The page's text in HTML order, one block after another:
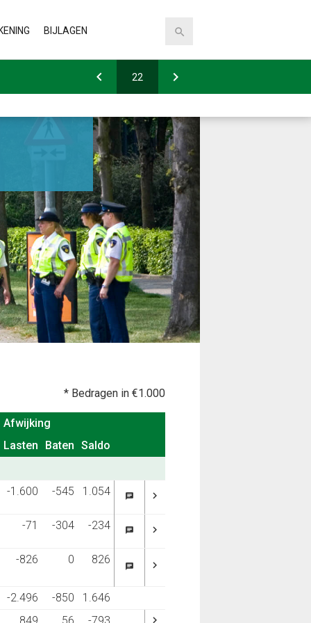
BIJLAGEN
Staat van reserves en
Specificatie
bestemmingsreserve Apeldoorn
Specificatie Algemene reserve
Specificatie reserve overlopende
projecten
Specificatie over te boeken
kredieten
Staat van investeringen en
kapitaallasten
Niet uit de balans blijkende
rechten
Verloopstaat overlopende activa
en passiva "Medeoverheden"
Incidentele baten en lasten
* Bedragen in €1.000
Afwijking
Lasten Baten Saldo
Afwijking
Lasten Baten Saldo
-1.600 -545 1.054
-71 -304 -234
-826 0 826
-2.496 -850
1.646